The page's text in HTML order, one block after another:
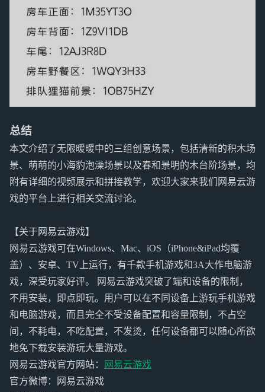
总结
本文介绍了无限暖暖中的三组创意场景，包括清新的积木场
景、萌萌的小海豹泡澡场景以及春和景明的木台阶场景，均
附有详细的视频展示和拼接教学，欢迎大家来我们网易云游
戏的平台上进行相关交流讨论。
【关于网易云游戏】
网易云游戏可在Windows、Mac、iOS（iPhone&iPad均覆
盖）、安卓、TV上运行，有千款手机游戏和3A大作电脑游
戏，深受玩家好评。 网易云游戏突破了端和设备的限制，
不用安装，即点即玩。用户可以在不同设备上游玩手机游戏
和电脑游戏，而且完全不受设备配置和容量限制，不占空
间，不耗电，不吃配置，不发烫，任何设备都可以随心所欲
地免下载安装游玩大量游戏。
网易云游戏官方网站：
网易云游戏
官方微博：网易云游戏